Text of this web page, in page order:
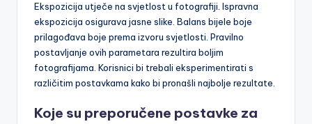
Ekspozicija utječe na svjetlost u fotografiji. Ispravna
ekspozicija osigurava jasne slike. Balans bijele boje
prilagođava boje prema izvoru svjetlosti. Pravilno
postavljanje ovih parametara rezultira boljim
fotografijama. Korisnici bi trebali eksperimentirati s
različitim postavkama kako bi pronašli najbolje rezultate.
Koje su preporučene postavke za